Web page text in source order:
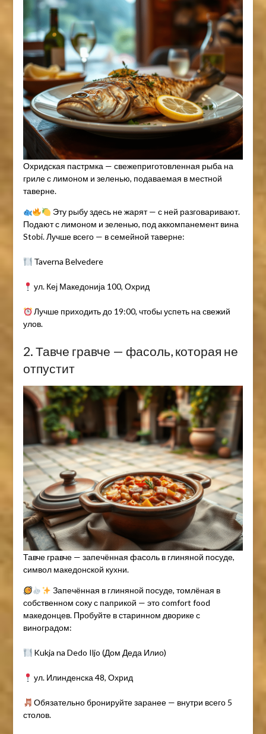
Охридская пастрмка — свежеприготовленная рыба на
гриле с лимоном и зеленью, подаваемая в местной
таверне.
Эту рыбу здесь не жарят — с ней разговаривают.
Подают с лимоном и зеленью, под аккомпанемент вина
Stobi. Лучше всего — в семейной таверне:
Taverna Belvedere
ул. Кеј Македонија 100, Охрид
Лучше приходить до 19:00, чтобы успеть на свежий
улов.
2. Тавче гравче — фасоль, которая не
отпустит
Тавче гравче — запечённая фасоль в глиняной посуде,
символ македонской кухни.
Запечённая в глиняной посуде, томлёная в
собственном соку с паприкой — это comfort food
македонцев. Пробуйте в старинном дворике с
виноградом:
Kukja na Dedo Iljo (Дом Деда Илио)
ул. Илинденска 48, Охрид
Обязательно бронируйте заранее — внутри всего 5
столов.